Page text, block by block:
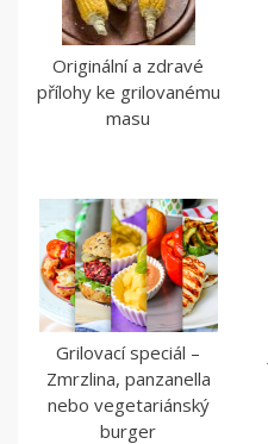
Originální a zdravé
přílohy ke grilovanému
masu
Grilovací speciál –
Zmrzlina, panzanella
nebo vegetariánský
burger